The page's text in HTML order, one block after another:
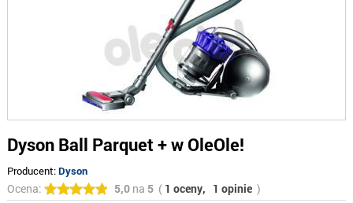
Dyson Ball Parquet + w OleOle!
Producent:Dyson
Ocena: 5,0na 5( 1 oceny, 1 opinie )